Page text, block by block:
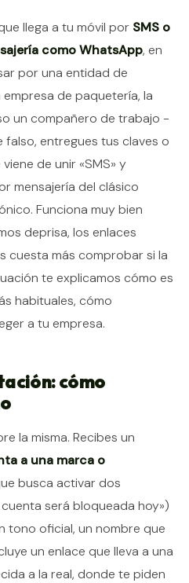
llega a tu móvil por SMS o
como WhatsApp, en
por una entidad de
de paquetería, la
un compañero de trabajo -
falso, entregues tus claves o
de unir «SMS» y
mensajería del clásico
Funciona muy bien
deprisa, los enlaces
cuesta más comprobar si la
te explicamos cómo es
habituales, cómo
a tu empresa.
cómo
la misma. Recibes un
a una marca o
busca activar dos
será bloqueada hoy»)
tono oficial, un nombre que
un enlace que lleva a una
a la real, donde te piden